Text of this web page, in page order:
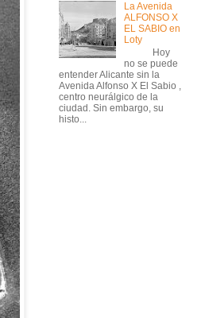
La Avenida
ALFONSO X
EL SABIO en
Loty
Hoy
no se puede
entender Alicante sin la
Avenida Alfonso X El Sabio ,
centro neurálgico de la
ciudad. Sin embargo, su
histo...